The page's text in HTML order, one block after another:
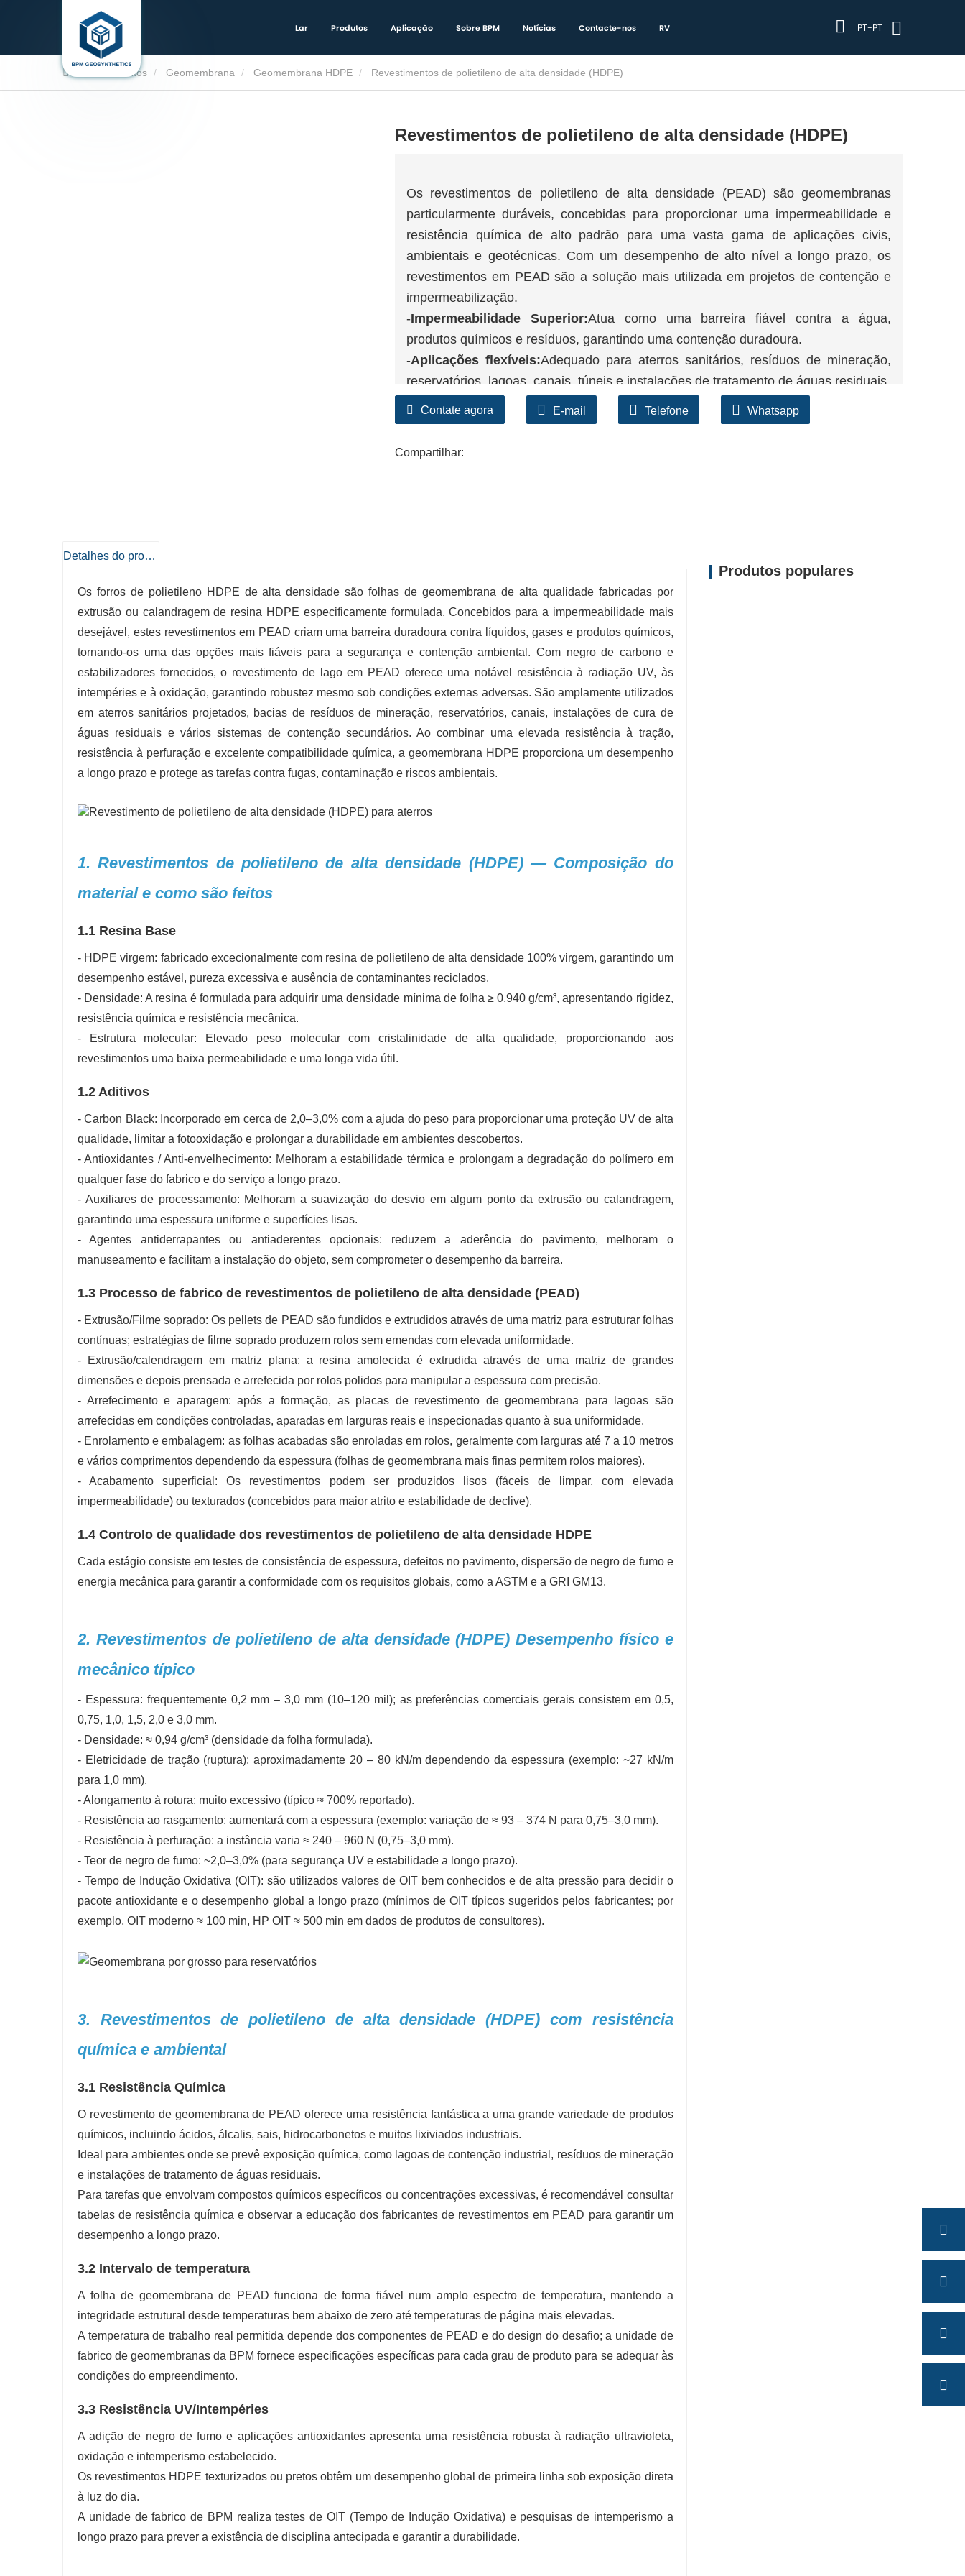
Lar Produtos Aplicação Sobre BPM Notícias Contacte-nos RV PT-PT
Produtos Geomembrana Geomembrana HDPE Revestimentos de polietileno de alta densidade (HDPE)
Revestimentos de polietileno de alta densidade (HDPE)
Os revestimentos de polietileno de alta densidade (PEAD) são geomembranas
particularmente duráveis, concebidas para proporcionar uma impermeabilidade e
resistência química de alto padrão para uma vasta gama de aplicações civis,
ambientais e geotécnicas. Com um desempenho de alto nível a longo prazo, os
revestimentos em PEAD são a solução mais utilizada em projetos de contenção e
impermeabilização.
-Impermeabilidade Superior:Atua como uma barreira fiável contra a água,
produtos químicos e resíduos, garantindo uma contenção duradoura.
-Aplicações flexíveis:Adequado para aterros sanitários, resíduos de mineração,
reservatórios, lagoas, canais, túneis e instalações de tratamento de águas residuais.
-Económico e ecológico:
Os estilos de vida longos dos prestadores reduzem os
custos de renovação, ao mesmo tempo que ajudam nas metas de segurança
Contate agora E-mail Telefone Whatsapp
Compartilhar:
Detalhes do produto
Os forros de polietileno HDPE de alta densidade são folhas de geomembrana de alta qualidade fabricadas por
extrusão ou calandragem de resina HDPE especificamente formulada. Concebidos para a impermeabilidade mais
desejável, estes revestimentos em PEAD criam uma barreira duradoura contra líquidos, gases e produtos químicos,
tornando-os uma das opções mais fiáveis ​​para a segurança e contenção ambiental. Com negro de carbono e
estabilizadores fornecidos, o revestimento de lago em PEAD oferece uma notável resistência à radiação UV, às
intempéries e à oxidação, garantindo robustez mesmo sob condições externas adversas. São amplamente utilizados
em aterros sanitários projetados, bacias de resíduos de mineração, reservatórios, canais, instalações de cura de
águas residuais e vários sistemas de contenção secundários. Ao combinar uma elevada resistência à tração,
resistência à perfuração e excelente compatibilidade química, a geomembrana HDPE proporciona um desempenho
a longo prazo e protege as tarefas contra fugas, contaminação e riscos ambientais.
1. Revestimentos de polietileno de alta densidade (HDPE) — Composição do
material e como são feitos
1.1 Resina Base
- HDPE virgem: fabricado excecionalmente com resina de polietileno de alta densidade 100% virgem, garantindo um
desempenho estável, pureza excessiva e ausência de contaminantes reciclados.
- Densidade: A resina é formulada para adquirir uma densidade mínima de folha ≥ 0,940 g/cm³, apresentando rigidez,
resistência química e resistência mecânica.
- Estrutura molecular: Elevado peso molecular com cristalinidade de alta qualidade, proporcionando aos
revestimentos uma baixa permeabilidade e uma longa vida útil.
1.2 Aditivos
- Carbon Black: Incorporado em cerca de 2,0–3,0% com a ajuda do peso para proporcionar uma proteção UV de alta
qualidade, limitar a fotooxidação e prolongar a durabilidade em ambientes descobertos.
- Antioxidantes / Anti-envelhecimento: Melhoram a estabilidade térmica e prolongam a degradação do polímero em
qualquer fase do fabrico e do serviço a longo prazo.
- Auxiliares de processamento: Melhoram a suavização do desvio em algum ponto da extrusão ou calandragem,
garantindo uma espessura uniforme e superfícies lisas.
- Agentes antiderrapantes ou antiaderentes opcionais: reduzem a aderência do pavimento, melhoram o
manuseamento e facilitam a instalação do objeto, sem comprometer o desempenho da barreira.
1.3 Processo de fabrico de revestimentos de polietileno de alta densidade (PEAD)
- Extrusão/Filme soprado: Os pellets de PEAD são fundidos e extrudidos através de uma matriz para estruturar folhas
contínuas; estratégias de filme soprado produzem rolos sem emendas com elevada uniformidade.
- Extrusão/calendragem em matriz plana: a resina amolecida é extrudida através de uma matriz de grandes
dimensões e depois prensada e arrefecida por rolos polidos para manipular a espessura com precisão.
- Arrefecimento e aparagem: após a formação, as placas de revestimento de geomembrana para lagoas são
arrefecidas em condições controladas, aparadas em larguras reais e inspecionadas quanto à sua uniformidade.
- Enrolamento e embalagem: as folhas acabadas são enroladas em rolos, geralmente com larguras até 7 a 10 metros
e vários comprimentos dependendo da espessura (folhas de geomembrana mais finas permitem rolos maiores).
- Acabamento superficial: Os revestimentos podem ser produzidos lisos (fáceis de limpar, com elevada
impermeabilidade) ou texturados (concebidos para maior atrito e estabilidade de declive).
1.4 Controlo de qualidade dos revestimentos de polietileno de alta densidade HDPE
Cada estágio consiste em testes de consistência de espessura, defeitos no pavimento, dispersão de negro de fumo e
energia mecânica para garantir a conformidade com os requisitos globais, como a ASTM e a GRI GM13.
2. Revestimentos de polietileno de alta densidade (HDPE) Desempenho físico e
mecânico típico
- Espessura: frequentemente 0,2 mm – 3,0 mm (10–120 mil); as preferências comerciais gerais consistem em 0,5,
0,75, 1,0, 1,5, 2,0 e 3,0 mm.
- Densidade: ≈ 0,94 g/cm³ (densidade da folha formulada).
- Eletricidade de tração (ruptura): aproximadamente 20 – 80 kN/m dependendo da espessura (exemplo: ~27 kN/m
para 1,0 mm).
- Alongamento à rotura: muito excessivo (típico ≈ 700% reportado).
- Resistência ao rasgamento: aumentará com a espessura (exemplo: variação de ≈ 93 – 374 N para 0,75–3,0 mm).
- Resistência à perfuração: a instância varia ≈ 240 – 960 N (0,75–3,0 mm).
- Teor de negro de fumo: ~2,0–3,0% (para segurança UV e estabilidade a longo prazo).
- Tempo de Indução Oxidativa (OIT): são utilizados valores de OIT bem conhecidos e de alta pressão para decidir o
pacote antioxidante e o desempenho global a longo prazo (mínimos de OIT típicos sugeridos pelos fabricantes; por
exemplo, OIT moderno ≈ 100 min, HP OIT ≈ 500 min em dados de produtos de consultores).
3. Revestimentos de polietileno de alta densidade (HDPE) com resistência
química e ambiental
3.1 Resistência Química
O revestimento de geomembrana de PEAD oferece uma resistência fantástica a uma grande variedade de produtos
químicos, incluindo ácidos, álcalis, sais, hidrocarbonetos e muitos lixiviados industriais.
Ideal para ambientes onde se prevê exposição química, como lagoas de contenção industrial, resíduos de mineração
e instalações de tratamento de águas residuais.
Para tarefas que envolvam compostos químicos específicos ou concentrações excessivas, é recomendável consultar
tabelas de resistência química e observar a educação dos fabricantes de revestimentos em PEAD para garantir um
desempenho a longo prazo.
3.2 Intervalo de temperatura
A folha de geomembrana de PEAD funciona de forma fiável num amplo espectro de temperatura, mantendo a
integridade estrutural desde temperaturas bem abaixo de zero até temperaturas de página mais elevadas.
A temperatura de trabalho real permitida depende dos componentes de PEAD e do design do desafio; a unidade de
fabrico de geomembranas da BPM fornece especificações específicas para cada grau de produto para se adequar às
condições do empreendimento.
3.3 Resistência UV/Intempéries
A adição de negro de fumo e aplicações antioxidantes apresenta uma resistência robusta à radiação ultravioleta,
oxidação e intemperismo estabelecido.
Os revestimentos HDPE texturizados ou pretos obtêm um desempenho global de primeira linha sob exposição direta
à luz do dia.
A unidade de fabrico de BPM realiza testes de OIT (Tempo de Indução Oxidativa) e pesquisas de intemperismo a
longo prazo para prever a existência de disciplina antecipada e garantir a durabilidade.
Produtos populares